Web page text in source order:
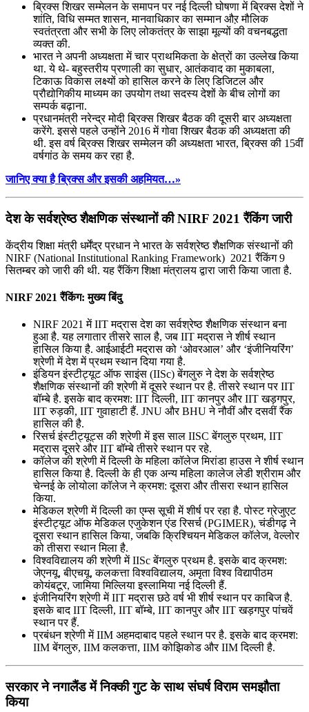
ब्रिक्स शिखर सम्मेलन के समापन पर नई दिल्ली घोषणा में ब्रिक्स देशों ने
शांति, विधि सम्मत शासन, मानवाधिकार का सम्मान औऱ मौलिक
स्वतंत्रता और सभी के लिए लोकतंत्र के साझा मूल्यों की वचनबद्धता
व्यक्त की.
भारत ने अपनी अध्‍यक्षता में चार प्राथमिकता के क्षेत्रों का उल्‍लेख किया
था. ये थे- बहुस्‍तरीय प्रणाली का सुधार, आतंकवाद का मुकाबला,
टिकाऊ विकास लक्ष्‍यों को हासिल करने के लिए डिजिटल और
प्रौद्योगिकीय माध्‍यम का उपयोग तथा सदस्‍य देशों के बीच लोगों का
सम्‍पर्क बढ़ाना.
प्रधानमंत्री नरेन्‍द्र मोदी ब्रिक्‍स शिखर बैठक की दूसरी बार अध्‍यक्षता
करेंगे. इससे पहले उन्‍होंने 2016 में गोवा शिखर बैठक की अध्‍यक्षता की
थी. इस वर्ष ब्रिक्‍स शिखर सम्‍मेलन की अध्‍यक्षता भारत, ब्रिक्‍स की 15वीं
वर्षगांठ के समय कर रहा है.
जानिए क्या है ब्रिक्स और इसकी अहमियत…»
देश के सर्वश्रेष्ठ शैक्षणिक संस्थानों की NIRF 2021 रैंकिंग जारी
केंद्रीय शिक्षा मंत्री धर्मेंद्र प्रधान ने भारत के सर्वश्रेष्ठ शैक्षणिक संस्थानों की
NIRF (National Institutional Ranking Framework) 2021 रैंकिंग 9
सितम्बर को जारी की थी. यह रैंकिंग शिक्षा मंत्रालय द्वारा जारी किया जाता है.
NIRF 2021 रैंकिंग: मुख्य बिंदु
NIRF 2021 में IIT मद्रास देश का सर्वश्रेष्ठ शैक्षणिक संस्थान बना
हुआ है. यह लगातार तीसरे साल है, जब IIT मद्रास ने शीर्ष स्थान
हासिल किया है. आईआईटी मद्रास को ‘ओवरआल’ और ‘इंजीनियरिंग’
श्रेणी में देश में प्रथम स्थान दिया गया है.
इंडियन इंस्टीट्यूट ऑफ साइंस (IISc) बेंगलुरु ने देश के सर्वश्रेष्ठ
शैक्षणिक संस्थानों की श्रेणी में दूसरे स्थान पर है. तीसरे स्थान पर IIT
बॉम्बे है. इसके बाद क्रमश: IIT दिल्ली, IIT कानपुर और IIT खड़गपुर,
IIT रुड़की, IIT गुवाहाटी हैं. JNU और BHU ने नौवीं और दसवीं रैंक
हासिल की है.
रिसर्च इंस्टीट्यूट्स की श्रेणी में इस साल IISC बेंगलुरु प्रथम, IIT
मद्रास दूसरे और IIT बॉम्बे तीसरे स्थान पर रहे.
कॉलेज की श्रेणी में दिल्ली के महिला कॉलेज मिरांडा हाउस ने शीर्ष स्थान
हासिल किया है. दिल्ली के ही एक अन्य महिला कालेज लेडी श्रीराम और
चेन्नई के लोयोला कॉलेज ने क्रमश: दूसरा और तीसरा स्थान हासिल
किया.
मेडिकल श्रेणी में दिल्ली का एम्स सूची में शीर्ष पर रहा है. पोस्ट ग्रेजुएट
इंस्टीट्यूट ऑफ मेडिकल एजुकेशन एंड रिसर्च (PGIMER), चंडीगढ़ ने
दूसरा स्थान हासिल किया, जबकि क्रिश्चियन मेडिकल कॉलेज, वेल्लोर
को तीसरा स्थान मिला है.
विश्वविद्यालय की श्रेणी में IISc बेंगलुरु प्रथम है. इसके बाद क्रमश:
जेएनयू, बीएचयू, कलकत्ता विश्वविद्यालय, अमृता विश्व विद्यापीठम
कोयंबटूर, जामिया मिल्लिया इस्लामिया नई दिल्ली हैं.
इंजीनियरिंग श्रेणी में IIT मद्रास छठे वर्ष भी शीर्ष स्थान पर काबिज है.
इसके बाद IIT दिल्ली, IIT बॉम्बे, IIT कानपुर और IIT खड़गपुर पांचवें
स्थान पर हैं.
प्रबंधन श्रेणी में IIM अहमदाबाद पहले स्थान पर है. इसके बाद क्रमश:
IIM बेंगलुरु, IIM कलकत्ता, IIM कोझिकोड और IIM दिल्ली है.
सरकार ने नगालैंड में निक्की गुट के साथ संघर्ष विराम समझौता
किया